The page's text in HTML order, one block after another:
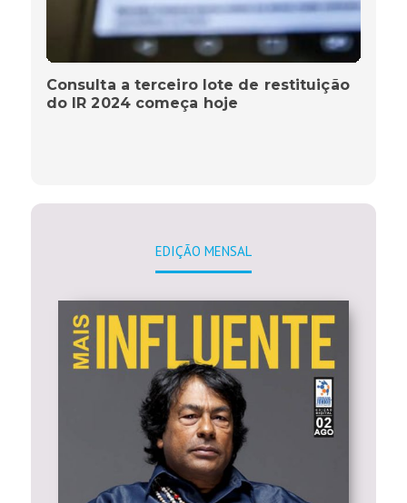
Consulta a terceiro lote de restituição
do IR 2024 começa hoje
EDIÇÃO MENSAL